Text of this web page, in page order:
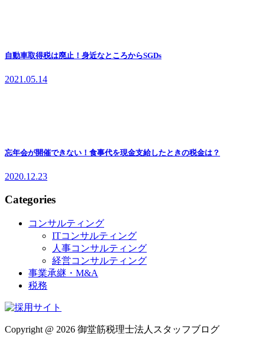
自動車取得税は廃止！身近なところからSGDs
2021.05.14
忘年会が開催できない！食事代を現金支給したときの税金は？
2020.12.23
Categories
コンサルティング
ITコンサルティング
人事コンサルティング
経営コンサルティング
事業承継・M&A
税務
Copyright @ 2026 御堂筋税理士法人スタッフブログ